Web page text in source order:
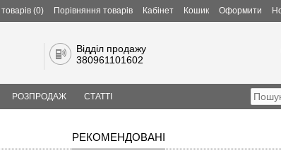
(0) Порівняння товарів Кабінет Кошик Оформити
Відділ продажу
380961101602
РОЗПРОДАЖ СТАТТІ
РЕКОМЕНДОВАНІ